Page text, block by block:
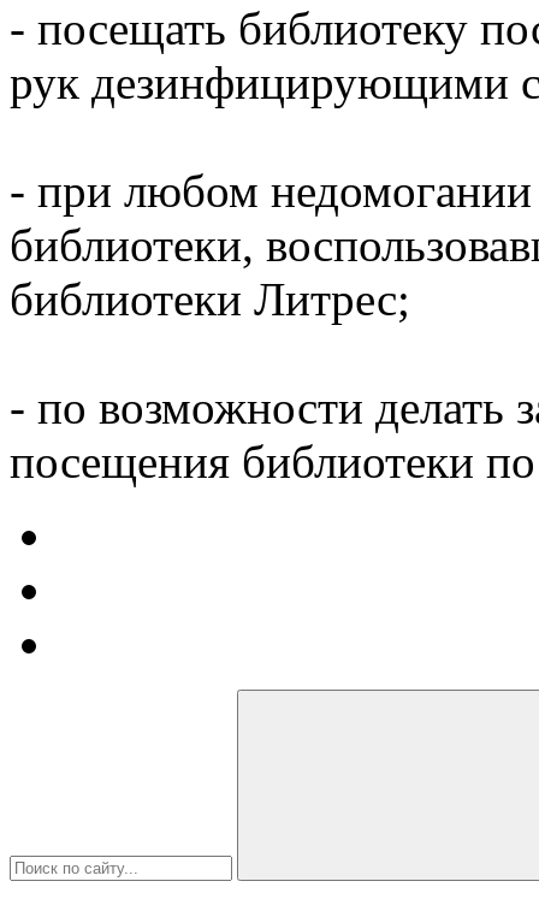
- посещать библиотеку
рук дезинфицирующими
- при любом недомогании
библиотеки,
библиотеки Литрес;
- по возможности делать
посещения библиотеки